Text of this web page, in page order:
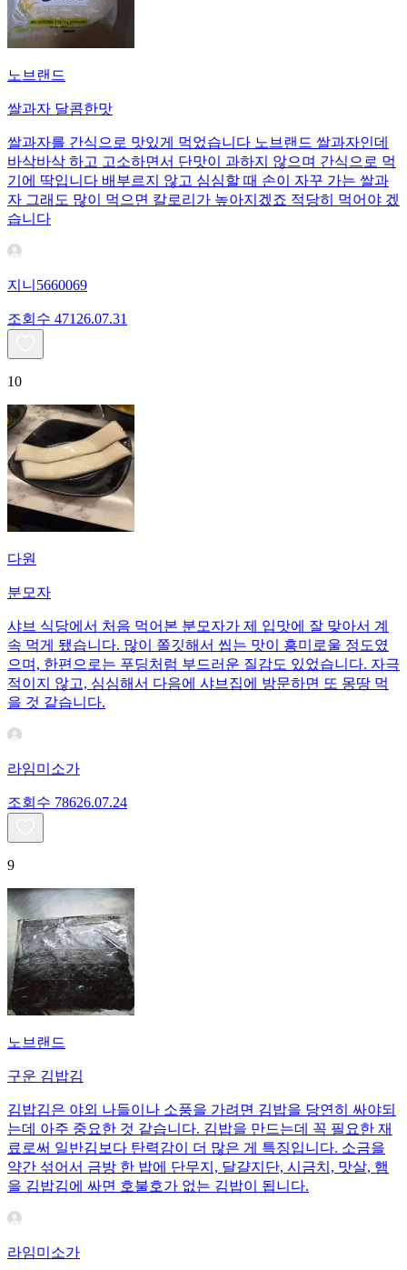
노브랜드
쌀과자 달콤한맛
쌀과자를 간식으로 맛있게 먹었습니다 노브랜드 쌀과자인데
바삭바삭 하고 고소하면서 단맛이 과하지 않으며 간식으로 먹
기에 딱입니다 배부르지 않고 심심할 때 손이 자꾸 가는 쌀과
자 그래도 많이 먹으면 칼로리가 높아지겠죠 적당히 먹어야 겠
습니다
지니5660069
조회수 471 26.07.31
10
다원
분모자
샤브 식당에서 처음 먹어본 분모자가 제 입맛에 잘 맞아서 계
속 먹게 됐습니다. 많이 쫄깃해서 씹는 맛이 흥미로울 정도였
으며, 한편으로는 푸딩처럼 부드러운 질감도 있었습니다. 자극
적이지 않고, 심심해서 다음에 샤브집에 방문하면 또 몽땅 먹
을 것 같습니다.
라임미소가
조회수 78626.07.24
9
노브랜드
구운 김밥김
김밥김은 야외 나들이나 소풍을 가려면 김밥을 당연히 싸야되
는데 아주 중요한 것 같습니다. 김밥을 만드는데 꼭 필요한 재
료로써 일반김보다 탄력감이 더 많은 게 특징입니다. 소금을
약간 섞어서 금방 한 밥에 단무지, 달걀지단, 시금치, 맛살, 햄
을 김밥김에 싸면 호불호가 없는 김밥이 됩니다.
라임미소가